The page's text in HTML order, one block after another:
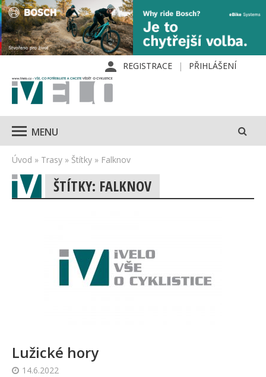
REGISTRACE PŘIHLÁŠENÍ
MENU
Úvod » Trasy » Štítky » Falknov
ŠTÍTKY: FALKNOV
Lužické hory
14.6.2022